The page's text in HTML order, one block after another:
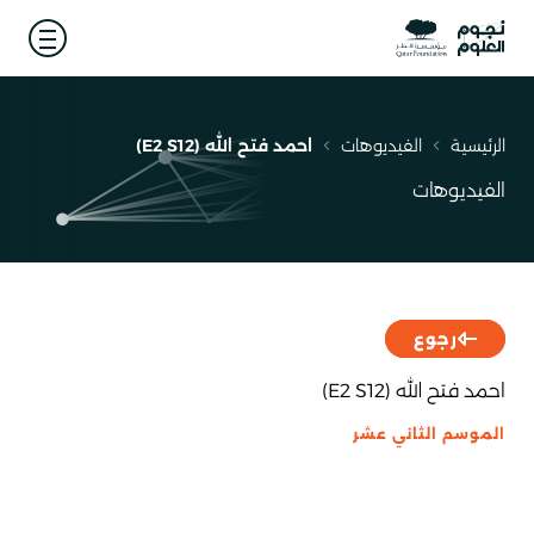
مسار
التنقل
الرئيسية الفيديوهات احمد فتح الله (E2 S12)
الفيديوهات
رجوع
احمد فتح الله (E2 S12)
الموسم الثاني عشر